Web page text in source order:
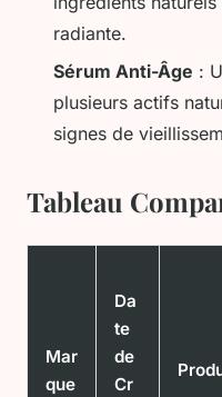
radiante.
Sérum Anti-Âge :
plusieurs actifs
signes de
Tableau
Mar
que
Da
te
de
Cr